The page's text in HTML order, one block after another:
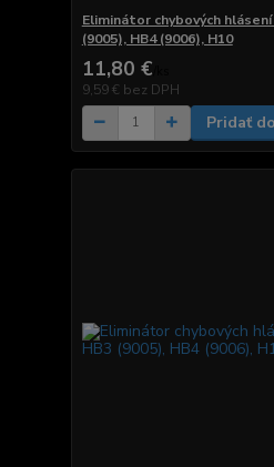
Eliminátor chybových
(9005), HB4 (9006), H10
11,80 €
9,59 € bez DPH
Pridať